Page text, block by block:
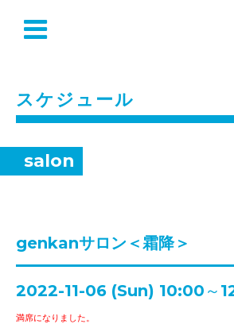
スケジュール
salon
genkanサロン＜霜降＞
2022-11-06 (Sun) 10:00～
満席になりました。